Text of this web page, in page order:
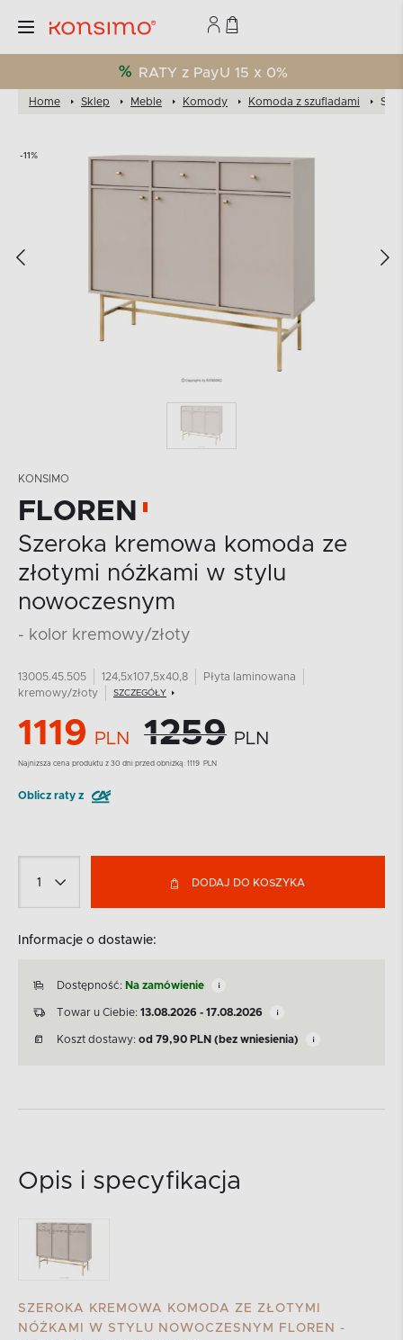
RATY z PayU 15 x 0%
Home Sklep Meble Komody Komoda z szufladami
-11%
KONSIMO
FLOREN
Szeroka kremowa komoda ze
złotymi nóżkami w stylu
nowoczesnym
- kolor kremowy/złoty
13005.45.505 124,5x107,5x40,8
Płyta laminowana
kremowy/złoty
SZCZEGÓŁY
1119 PLN 1259 PLN
Najnizsza cena produktu z 30 dni przed obniżką: 1119 PLN
Oblicz raty z
DODAJ DO KOSZYKA
Informacje o dostawie:
Dostępność: Na zamówienie
Towar u Ciebie: 13.08.2026 - 17.08.2026
Koszt dostawy: od 79,90 PLN (bez wniesienia)
Opis i specyfikacja
SZEROKA KREMOWA KOMODA ZE ZŁOTYMI
NÓŻKAMI W STYLU NOWOCZESNYM FLOREN -